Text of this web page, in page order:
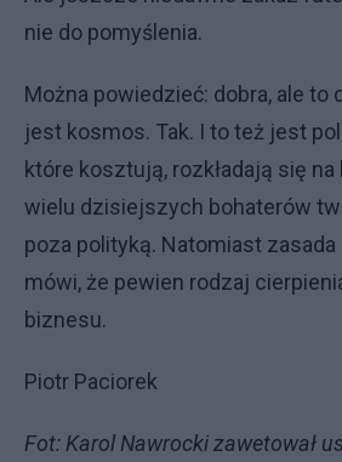
nie do pomyślenia.
Można powiedzieć: dobra, ale to
jest kosmos. Tak. I to też jest
które kosztują, rozkładają się na
wielu dzisiejszych bohaterów
poza polityką. Natomiast
mówi, że pewien rodzaj
biznesu.
Piotr Paciorek
Fot: Karol Nawrocki zawetował